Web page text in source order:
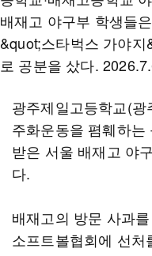
광주제일고등학교(광
주화운동을 폄훼하
받은 서울 배재고 야
다.
배재고의 방문 사과
소프트볼협회에 선처